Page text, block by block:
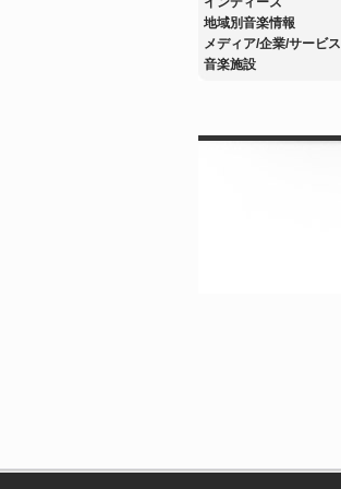
地域別音楽情報
メディア/企業/サービス
音楽施設